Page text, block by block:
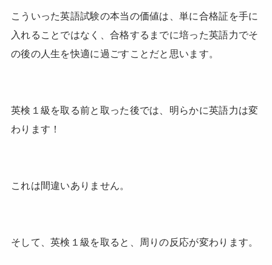
こういった英語試験の本当の価値は、単に合格証を手に
入れることではなく、合格するまでに培った英語力でそ
の後の人生を快適に過ごすことだと思います。
英検１級を取る前と取った後では、明らかに英語力は変
わります！
これは間違いありません。
そして、英検１級を取ると、周りの反応が変わります。